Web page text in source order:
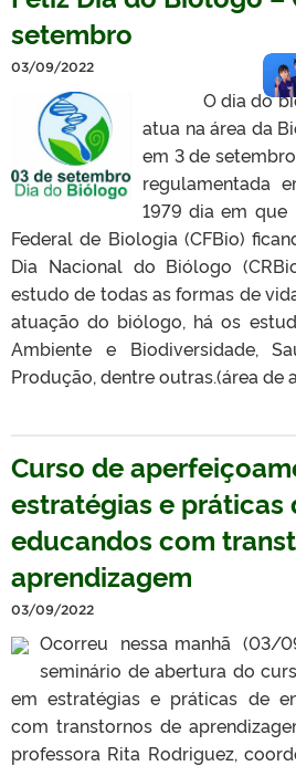
setembro
03/09/2022
O dia do
atua na área da
em 3 de
regulamentada
1979 dia em
Federal de Biologia (CFBio)
Dia Nacional do Biólogo
estudo de todas as formas de
atuação do biólogo, há os
Ambiente e Biodiversidade,
Produção, dentre outras.(área de
Curso de
estratégias e práticas
educandos com
aprendizagem
03/09/2022
Ocorreu nessa manhã (03/
seminário de abertura do
em estratégias e práticas de
com transtornos de
professora Rita Rodriguez,